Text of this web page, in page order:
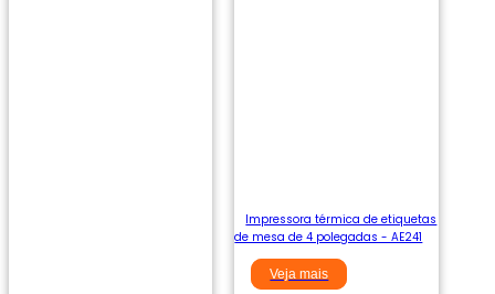
Impressora térmica de etiquetas
de mesa de 4 polegadas - AE241
Veja mais